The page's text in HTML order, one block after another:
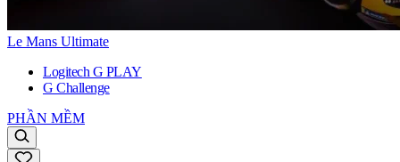
Le Mans Ultimate
Logitech G PLAY
G Challenge
PHẦN MỀM